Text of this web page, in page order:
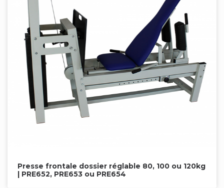
Presse frontale dossier réglable 80, 100 ou 120kg
| PRE652, PRE653 ou PRE654